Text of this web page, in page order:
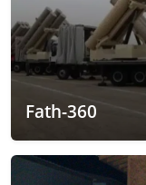
Fath-360